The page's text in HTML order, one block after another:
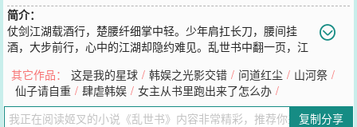
简介：
仗剑江湖载酒行，楚腰纤细掌中轻。少年肩扛长刀，腰间挂
酒，大步前行，心中的江湖却隐约难见。乱世书中翻一页，江
您要是觉得《乱世书》还不错的话请不要忘记向您QQ群和微博微信里
的朋友推荐哦！
其它作品： 这是我的星球 / 韩娱之光影交错 / 问道红尘 / 山河祭 /
仙子请自重 / 肆虐韩娱 / 女主从书里跑出来了怎么办 /
复制分享